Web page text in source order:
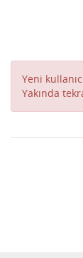
Yeni
Yakında